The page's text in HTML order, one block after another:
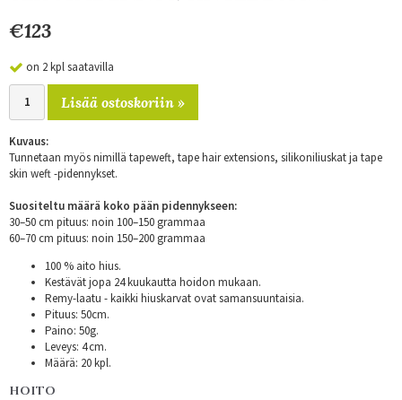
€123
on 2 kpl saatavilla
Lisää ostoskoriin »
Kuvaus:
Tunnetaan myös nimillä tapeweft, tape hair extensions, silikoniliuskat ja tape
skin weft -pidennykset.
Suositeltu määrä koko pään pidennykseen:
30–50 cm pituus: noin 100–150 grammaa
60–70 cm pituus: noin 150–200 grammaa
100 % aito hius.
Kestävät jopa 24 kuukautta hoidon mukaan.
Remy-laatu - kaikki hiuskarvat ovat samansuuntaisia.
Pituus: 50cm.
Paino: 50g.
Leveys: 4 cm.
Määrä: 20 kpl.
HOITO